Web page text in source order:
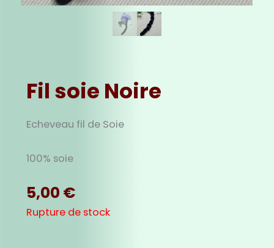
Fil soie Noire
Echeveau fil de Soie
100% soie
5,00 €
Rupture de stock